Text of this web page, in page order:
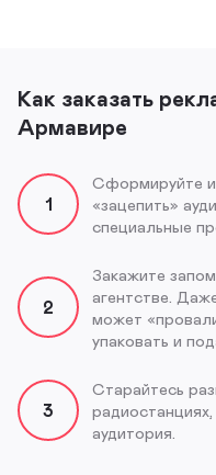
Как заказать
Армавире
1
Сформируйте
«зацепить»
специальные
2
Закажите
агентстве.
может
упаковать и
3
Старайтесь
аудитория.